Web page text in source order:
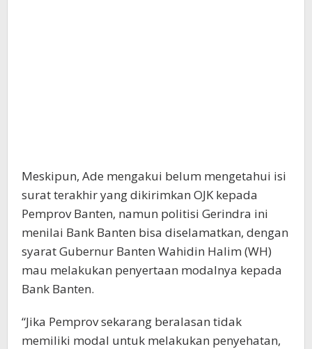
Meskipun, Ade mengakui belum mengetahui isi
surat terakhir yang dikirimkan OJK kepada
Pemprov Banten, namun politisi Gerindra ini
menilai Bank Banten bisa diselamatkan, dengan
syarat Gubernur Banten Wahidin Halim (WH)
mau melakukan penyertaan modalnya kepada
Bank Banten.
“Jika Pemprov sekarang beralasan tidak
memiliki modal untuk melakukan penyehatan,